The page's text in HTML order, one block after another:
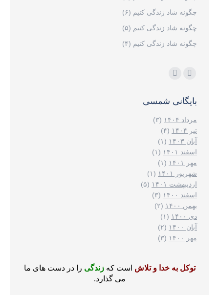
چگونه شاد زندگی کنیم (۶)
چگونه شاد زندگی کنیم (۵)
چگونه شاد زندگی کنیم (۴)
مارا در اینجا پیدا کنید:
opens
in
new
window
opens
in
new
window
بایگانی شمسی
مرداد ۱۴۰۴
(۳)
تیر ۱۴۰۴
(۴)
آبان ۱۴۰۳
(۱)
اسفند ۱۴۰۱
(۱)
مهر ۱۴۰۱
(۱)
شهریور ۱۴۰۱
(۱)
اردیبهشت ۱۴۰۱
(۵)
اسفند ۱۴۰۰
(۳)
بهمن ۱۴۰۰
(۲)
دی ۱۴۰۰
(۱)
آبان ۱۴۰۰
(۲)
مهر ۱۴۰۰
(۳)
توکل به خدا و تلاش است کهزندگی را در دست های ما
می گذارد.